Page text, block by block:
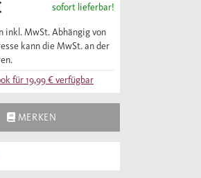
sofort lieferbar!
inkl. MwSt. Abhängig von
kann die MwSt. an der
für19,99 €verfügbar
MERKEN